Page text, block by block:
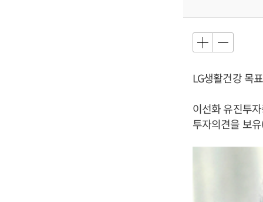
LG생활건강 목
이선화 유진투
투자의견을 보